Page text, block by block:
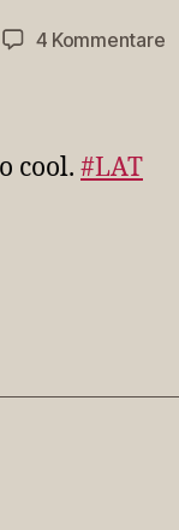
4 Kommentarezu
cool. #LAT